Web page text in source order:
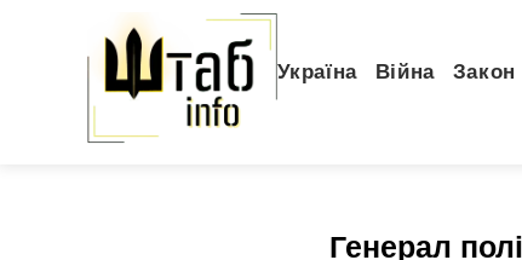
Україна Війна Закон
Генерал